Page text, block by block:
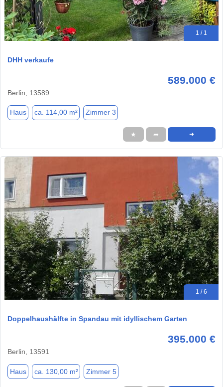
1 / 1
DHH verkaufe
589.000 €
Berlin, 13589
Haus ca. 114,00 m² Zimmer 3
★ ➦ ➜
1 / 6
Doppelhaushälfte in Spandau mit idyllischem Garten
395.000 €
Berlin, 13591
Haus ca. 130,00 m² Zimmer 5